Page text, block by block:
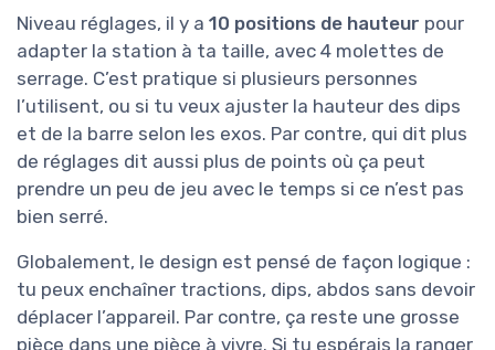
Niveau réglages, il y a 10 positions de hauteur pour
adapter la station à ta taille, avec 4 molettes de
serrage. C’est pratique si plusieurs personnes
l’utilisent, ou si tu veux ajuster la hauteur des dips
et de la barre selon les exos. Par contre, qui dit plus
de réglages dit aussi plus de points où ça peut
prendre un peu de jeu avec le temps si ce n’est pas
bien serré.
Globalement, le design est pensé de façon logique :
tu peux enchaîner tractions, dips, abdos sans devoir
déplacer l’appareil. Par contre, ça reste une grosse
pièce dans une pièce à vivre. Si tu espérais la ranger